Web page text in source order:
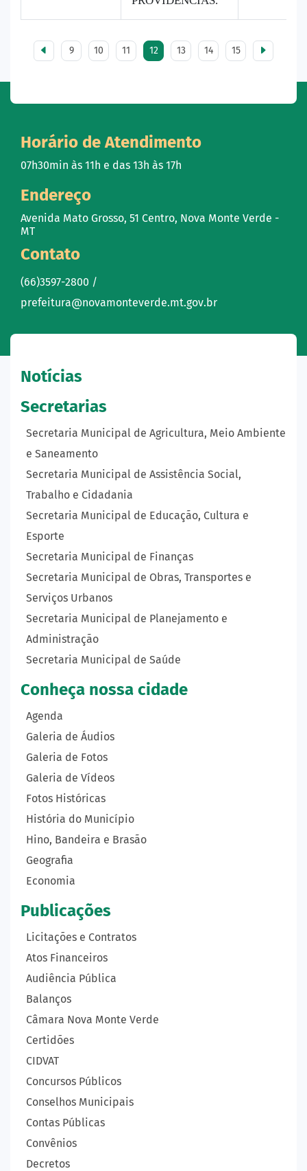
9 10 11 12 13 14 15
Horário de Atendimento
07h30min às 11h e das 13h às 17h
Endereço
Avenida Mato Grosso, 51 Centro, Nova Monte Verde -
MT
Contato
(66)3597-2800 /
prefeitura@novamonteverde.mt.gov.br
Notícias
Secretarias
Secretaria Municipal de Agricultura, Meio Ambiente
e Saneamento
Secretaria Municipal de Assistência Social,
Trabalho e Cidadania
Secretaria Municipal de Educação, Cultura e
Esporte
Secretaria Municipal de Finanças
Secretaria Municipal de Obras, Transportes e
Serviços Urbanos
Secretaria Municipal de Planejamento e
Administração
Secretaria Municipal de Saúde
Conheça nossa cidade
Agenda
Galeria de Áudios
Galeria de Fotos
Galeria de Vídeos
Fotos Históricas
História do Município
Hino, Bandeira e Brasão
Geografia
Economia
Publicações
Licitações e Contratos
Atos Financeiros
Audiência Pública
Balanços
Câmara Nova Monte Verde
Certidões
CIDVAT
Concursos Públicos
Conselhos Municipais
Contas Públicas
Convênios
Decretos